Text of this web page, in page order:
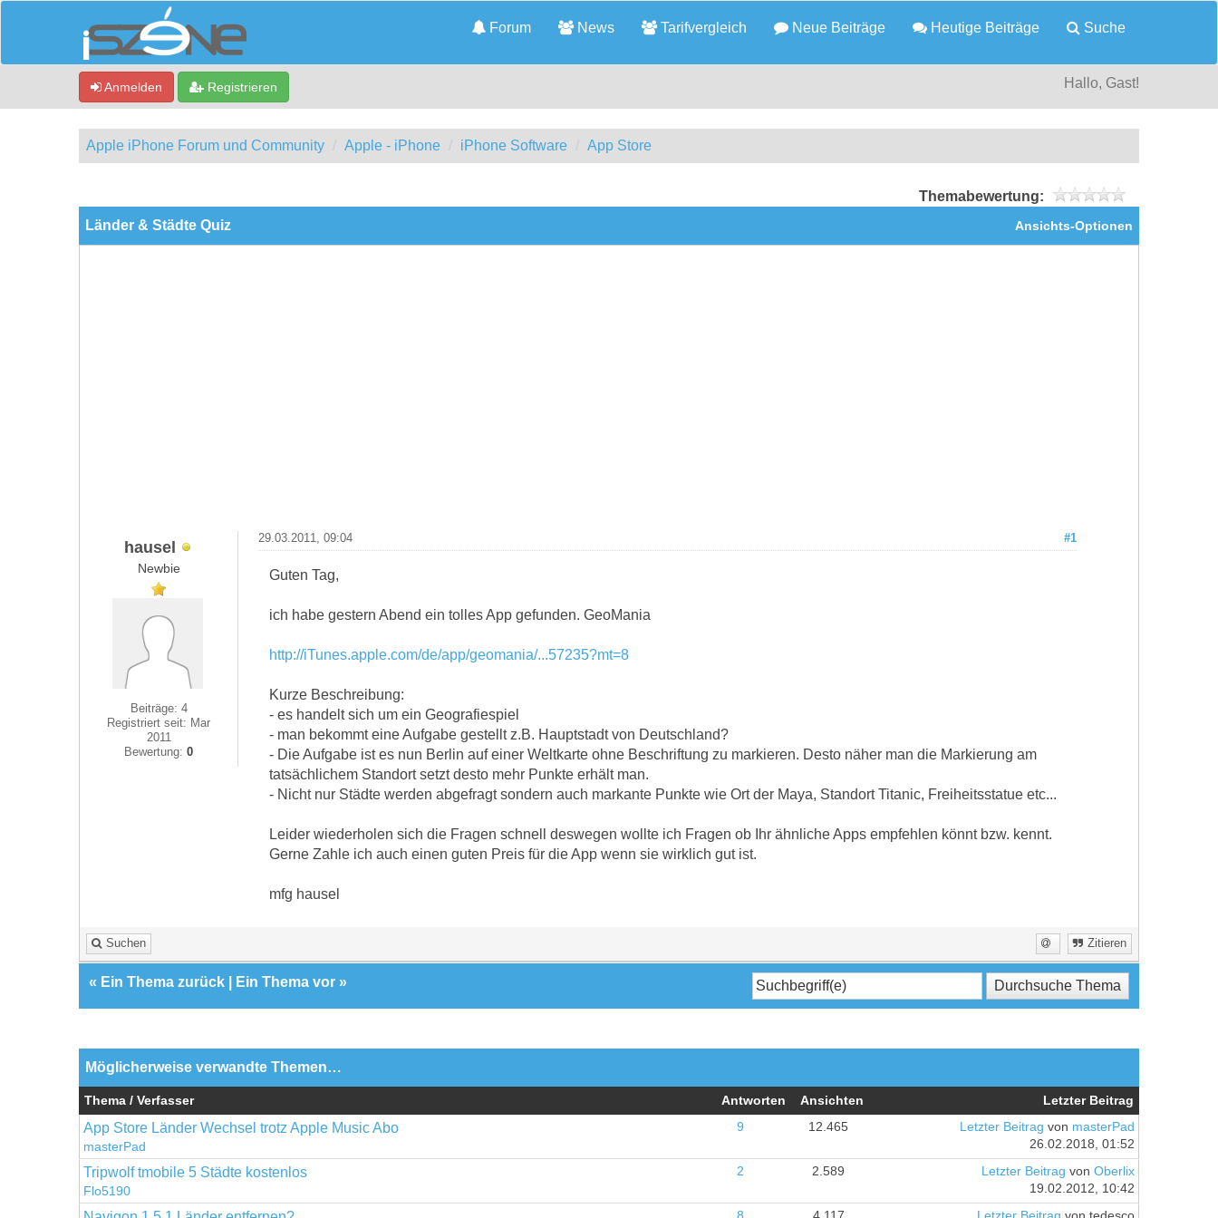
Forum News Tarifvergleich Neue Beiträge Heutige Beiträge Suche
Anmelden Registrieren Hallo, Gast!
Apple iPhone Forum und Community Apple - iPhone iPhone Software App Store
Themabewertung:
Ansichts-Optionen
Länder & Städte Quiz
hausel
Newbie
Beiträge: 4
Registriert seit: Mar
2011
Bewertung:0
#1
29.03.2011, 09:04
Guten Tag,
ich habe gestern Abend ein tolles App gefunden. GeoMania
http://iTunes.apple.com/de/app/geomania/...57235?mt=8
Kurze Beschreibung:
- es handelt sich um ein Geografiespiel
- man bekommt eine Aufgabe gestellt z.B. Hauptstadt von Deutschland?
- Die Aufgabe ist es nun Berlin auf einer Weltkarte ohne Beschriftung zu markieren. Desto näher man die Markierung am
tatsächlichem Standort setzt desto mehr Punkte erhält man.
- Nicht nur Städte werden abgefragt sondern auch markante Punkte wie Ort der Maya, Standort Titanic, Freiheitsstatue etc...
Leider wiederholen sich die Fragen schnell deswegen wollte ich Fragen ob Ihr ähnliche Apps empfehlen könnt bzw. kennt.
Gerne Zahle ich auch einen guten Preis für die App wenn sie wirklich gut ist.
mfg hausel
Suchen Zitieren
« Ein Thema zurück Ein Thema vor »
Möglicherweise verwandte Themen…
Thema / Verfasser Antworten Ansichten Letzter Beitrag
App Store Länder Wechsel trotz Apple Music Abo
masterPad
9 12.465 Letzter Beitrag von masterPad
26.02.2018, 01:52
Tripwolf tmobile 5 Städte kostenlos
Flo5190
2 2.589 Letzter Beitrag von Oberlix
19.02.2012, 10:42
8 4.117 Letzter Beitrag von tedesco